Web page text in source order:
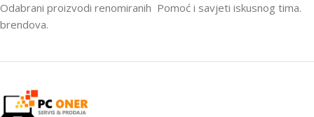
Odabrani proizvodi renomiranih
brendova.
Pomoć i savjeti iskusnog tima.